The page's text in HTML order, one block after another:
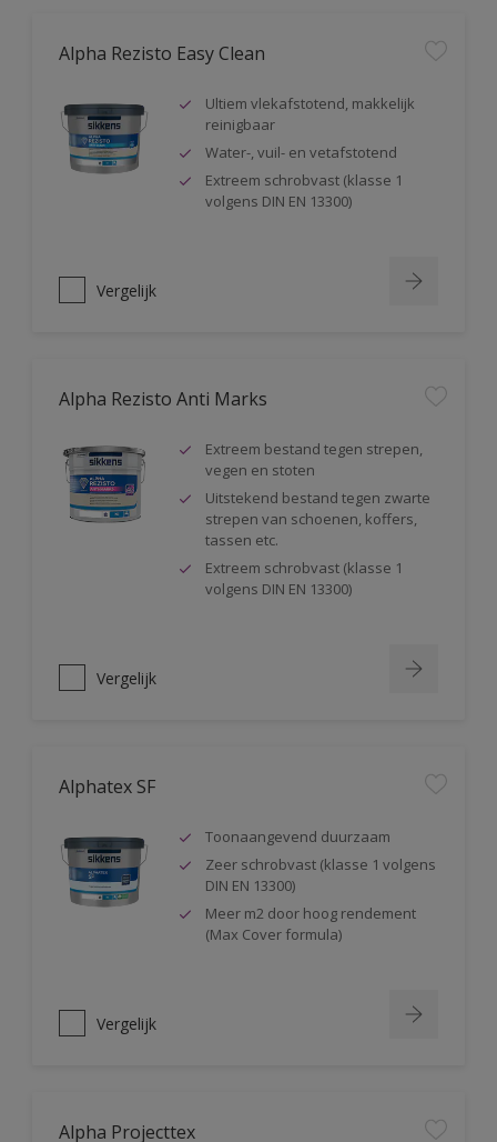
Alpha Rezisto Easy Clean
Ultiem vlekafstotend, makkelijk
reinigbaar
Water-, vuil- en vetafstotend
Extreem schrobvast (klasse 1
volgens DIN EN 13300)
Vergelijk
Alpha Rezisto Anti Marks
Extreem bestand tegen strepen,
vegen en stoten
Uitstekend bestand tegen zwarte
strepen van schoenen, koffers,
tassen etc.
Extreem schrobvast (klasse 1
volgens DIN EN 13300)
Vergelijk
Alphatex SF
Toonaangevend duurzaam
Zeer schrobvast (klasse 1 volgens
DIN EN 13300)
Meer m2 door hoog rendement
(Max Cover formula)
Vergelijk
Alpha Projecttex